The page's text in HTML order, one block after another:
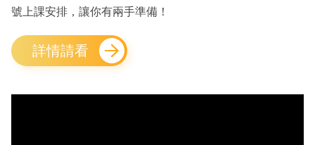
號上課安排，讓你有兩手準備！
詳情請看